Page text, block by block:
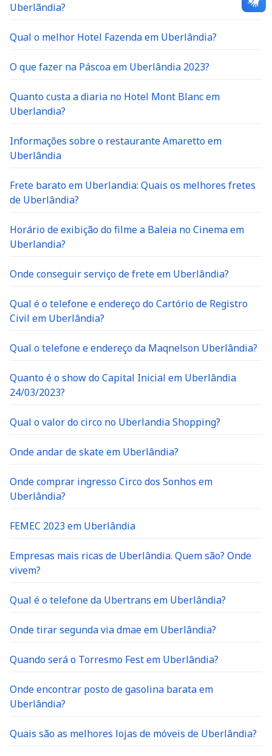
Uberlãndia?
Qual o melhor Hotel Fazenda em Uberlândia?
O que fazer na Páscoa em Uberlândia 2023?
Quanto custa a diaria no Hotel Mont Blanc em
Uberlandia?
Informações sobre o restaurante Amaretto em
Uberlândia
Frete barato em Uberlandia: Quais os melhores fretes
de Uberlândia?
Horário de exibição do filme a Baleia no Cinema em
Uberlandia?
Onde conseguir serviço de frete em Uberlândia?
Qual é o telefone e endereço do Cartório de Registro
Civil em Uberlândia?
Qual o telefone e endereço da Maqnelson Uberlândia?
Quanto é o show do Capital Inicial em Uberlândia
24/03/2023?
Qual o valor do circo no Uberlandia Shopping?
Onde andar de skate em Uberlândia?
Onde comprar ingresso Circo dos Sonhos em
Uberlândia?
FEMEC 2023 em Uberlândia
Empresas mais ricas de Uberlândia. Quem são? Onde
vivem?
Qual é o telefone da Ubertrans em Uberlândia?
Onde tirar segunda via dmae em Uberlândia?
Quando será o Torresmo Fest em Uberlândia?
Onde encontrar posto de gasolina barata em
Uberlândia?
Quais são as melhores lojas de móveis de Uberlândia?